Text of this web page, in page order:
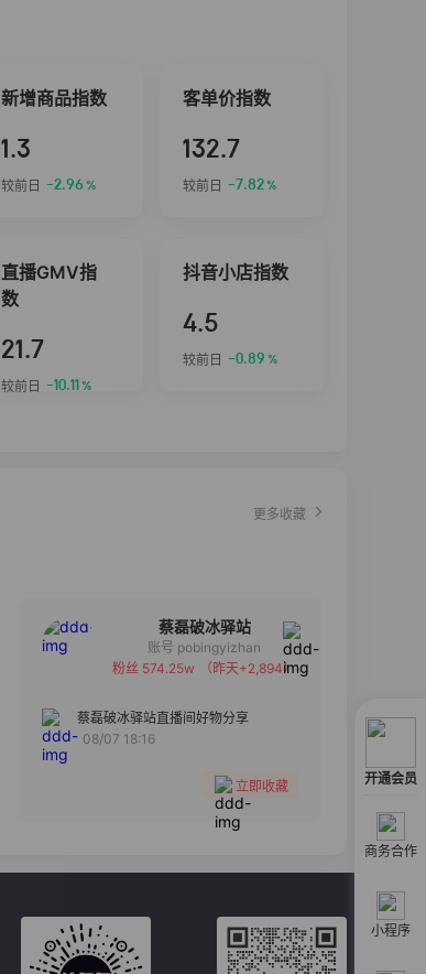
开通会员
商务合作
小程序
新增商品指数
1.3
较前日 -2.96 %
客单价指数
132.7
较前日 -7.82%
直播GMV指
数
21.7
较前日 -10.11 %
抖音小店指数
4.5
较前日 -0.89 %
更多收藏
蔡磊破冰驿站
备注
分组
账号 pobingyizhan
粉丝 574.25w
（昨天+2,894）
蔡磊破冰驿站直播间好物分享
08/07 18:16
立即收藏